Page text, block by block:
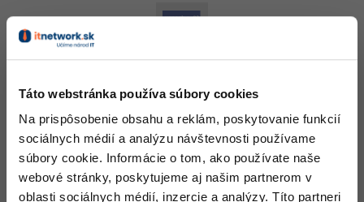
Táto webstránka používa súbory cookies
Na prispôsobenie obsahu a reklám, poskytovanie funkcií
sociálnych médií a analýzu návštevnosti používame
súbory cookie. Informácie o tom, ako používate naše
webové stránky, poskytujeme aj našim partnerom v
oblasti sociálnych médií, inzercie a analýzy. Títo partneri
lekcii základov WordPressu
PRO